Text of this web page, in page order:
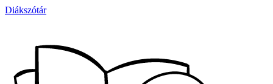
Diákszótár